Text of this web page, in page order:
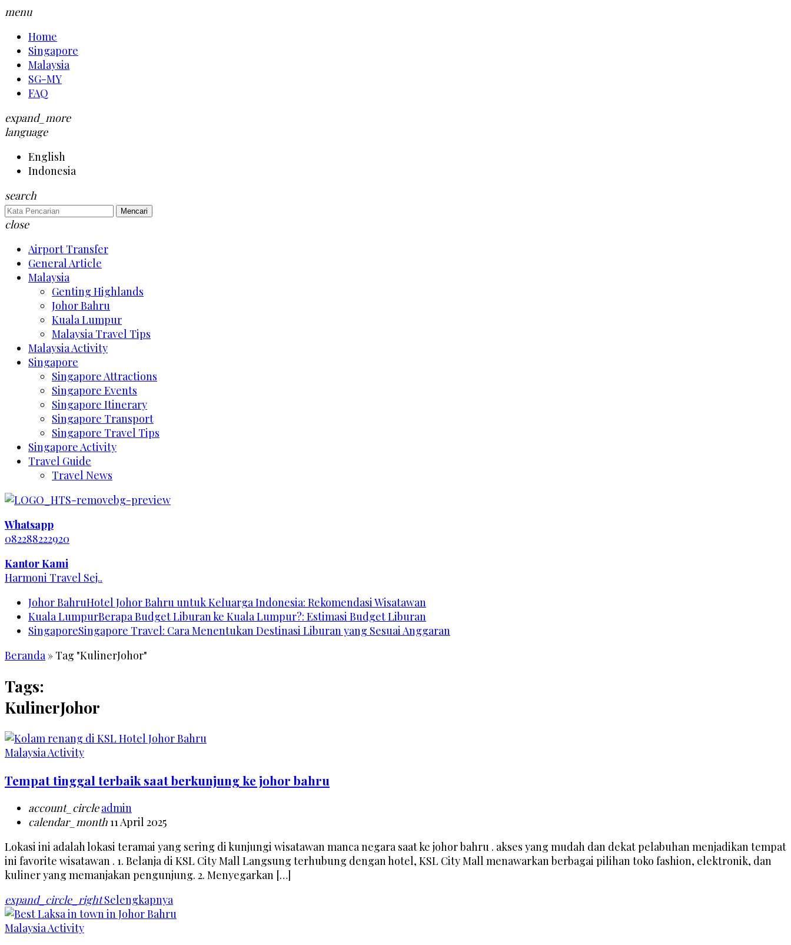
menu
Home
Singapore
Malaysia
SG-MY
FAQ
expand_more
language
English
Indonesia
search
Mencari
close
Airport Transfer
General Article
Malaysia
Genting Highlands
Johor Bahru
Kuala Lumpur
Malaysia Travel Tips
Malaysia Activity
Singapore
Singapore Attractions
Singapore Events
Singapore Itinerary
Singapore Transport
Singapore Travel Tips
Singapore Activity
Travel Guide
Travel News
Whatsapp
082288222920
Kantor Kami
Harmoni Travel Sej..
Johor BahruHotel Johor Bahru untuk Keluarga Indonesia: Rekomendasi Wisatawan
Kuala LumpurBerapa Budget Liburan ke Kuala Lumpur?: Estimasi Budget Liburan
SingaporeSingapore Travel: Cara Menentukan Destinasi Liburan yang Sesuai Anggaran
Beranda» Tag "KulinerJohor"
Tags:
KulinerJohor
Malaysia Activity
Tempat tinggal terbaik saat berkunjung ke johor bahru
account_circle admin
calendar_month 11 April 2025
Lokasi ini adalah lokasi teramai yang sering di kunjungi wisatawan manca negara saat ke johor bahru . akses yang mudah dan dekat pelabuhan menjadikan tempat
ini favorite wisatawan . 1. Belanja di KSL City Mall Langsung terhubung dengan hotel, KSL City Mall menawarkan berbagai pilihan toko fashion, elektronik, dan
kuliner yang memanjakan pengunjung.​ 2. Menyegarkan […]
expand_circle_rightSelengkapnya
Malaysia Activity